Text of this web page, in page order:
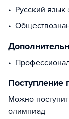
русский язык
Поступление
Можно
олимпиад